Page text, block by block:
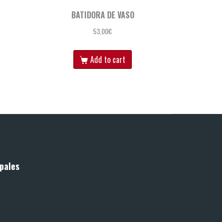
BATIDORA DE VASO
53,00€
Add to cart